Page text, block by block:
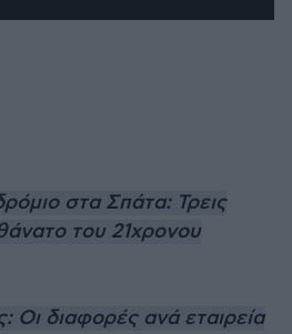
στα Σπάτα: Τρεις
του 21χρονου
Οι διαφορές ανά εταιρεία